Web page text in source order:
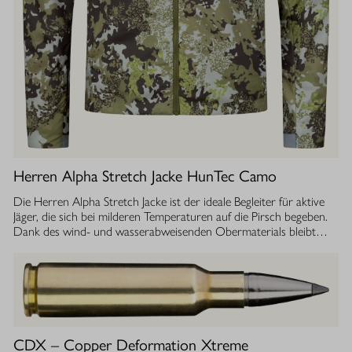
Herren Alpha Stretch Jacke HunTec Camo
Die Herren Alpha Stretch Jacke ist der ideale Begleiter für aktive
Jäger, die sich bei milderen Temperaturen auf die Pirsch begeben.
Dank des wind- und wasserabweisenden Obermaterials bleibt
leicht und dehnbar ist. Die geräuscharme Verarbeitung sorgt
dafür, dass Sie sich unbemerkt fortbewegen können. Die
luftdurchlässige Isolierung ermöglicht einen optimalen
Feuchtigkeitstransport, sodass Sie auch bei anstrengenden
Aktivitäten stets ein angenehmes Tragegefühl haben. Ob im
Sommer oder während der Übergangszeit, die Isolationsjacke
CDX – Copper Deformation Xtreme